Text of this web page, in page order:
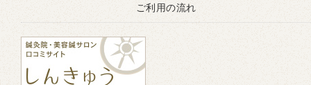
ご利用の流れ